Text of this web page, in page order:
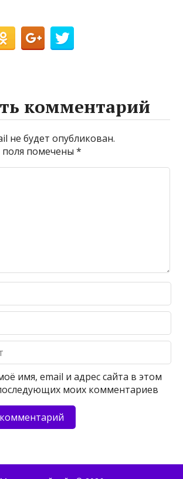
комментарий
не будет опубликован.
поля помечены*
имя, email и адрес сайта в этом
моих комментариев